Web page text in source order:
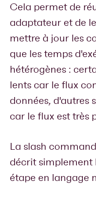
Cela permet de
adaptateur et de
mettre à jour les
que les temps
hétérogènes :
lents car le flux
données, d'autres
car le flux est très
La slash
décrit simplement
étape en langage